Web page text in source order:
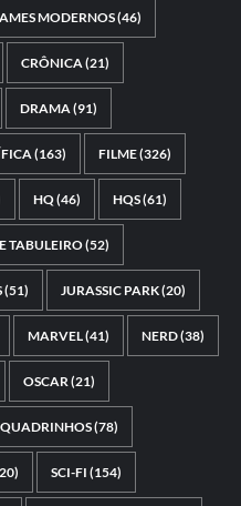
MODERNOS(46)
CRÔNICA(21)
DRAMA(91)
(163) FILME(326)
HQ(46) HQS(61)
TABULEIRO(52)
(51) JURASSIC PARK(20)
MARVEL(41) NERD(38)
OSCAR(21)
QUADRINHOS(78)
SCI-FI (154)